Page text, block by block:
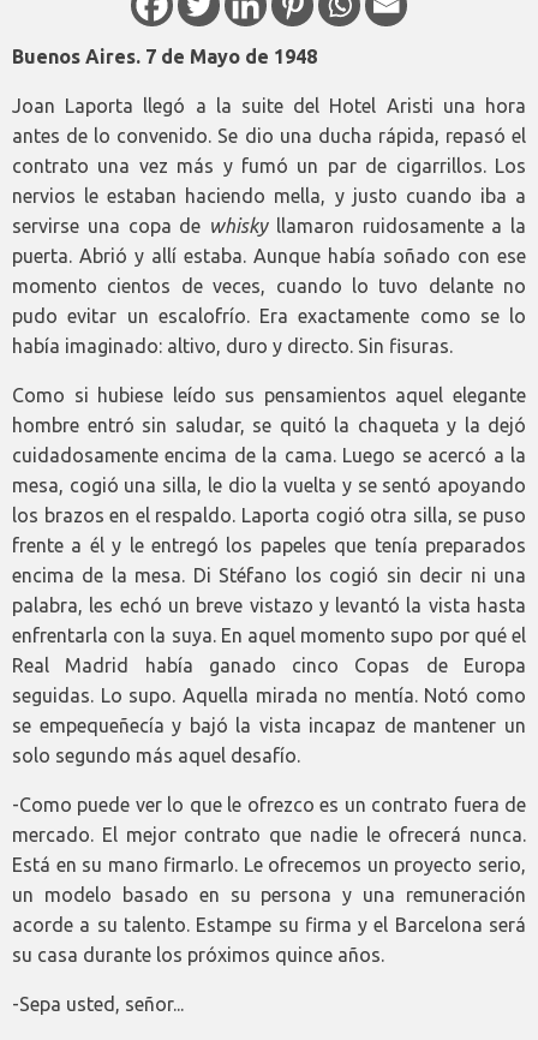
Buenos Aires. 7 de Mayo de 1948
Joan Laporta llegó a la suite del Hotel Aristi una hora
antes de lo convenido. Se dio una ducha rápida, repasó el
contrato una vez más y fumó un par de cigarrillos. Los
nervios le estaban haciendo mella, y justo cuando iba a
servirse una copa de whisky llamaron ruidosamente a la
puerta. Abrió y allí estaba. Aunque había soñado con ese
momento cientos de veces, cuando lo tuvo delante no
pudo evitar un escalofrío. Era exactamente como se lo
había imaginado: altivo, duro y directo. Sin fisuras.
Como si hubiese leído sus pensamientos aquel elegante
hombre entró sin saludar, se quitó la chaqueta y la dejó
cuidadosamente encima de la cama. Luego se acercó a la
mesa, cogió una silla, le dio la vuelta y se sentó apoyando
los brazos en el respaldo. Laporta cogió otra silla, se puso
frente a él y le entregó los papeles que tenía preparados
encima de la mesa. Di Stéfano los cogió sin decir ni una
palabra, les echó un breve vistazo y levantó la vista hasta
enfrentarla con la suya. En aquel momento supo por qué el
Real Madrid había ganado cinco Copas de Europa
seguidas. Lo supo. Aquella mirada no mentía. Notó como
se empequeñecía y bajó la vista incapaz de mantener un
solo segundo más aquel desafío.
-Como puede ver lo que le ofrezco es un contrato fuera de
mercado. El mejor contrato que nadie le ofrecerá nunca.
Está en su mano firmarlo. Le ofrecemos un proyecto serio,
un modelo basado en su persona y una remuneración
acorde a su talento. Estampe su firma y el Barcelona será
su casa durante los próximos quince años.
-Sepa usted, señor...